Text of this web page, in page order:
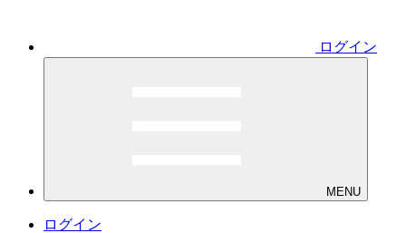
ログイン
MENU
ログイン